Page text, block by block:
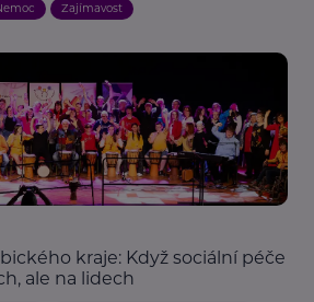
Zajímavost
kraje: Když sociální péče
ale na lidech